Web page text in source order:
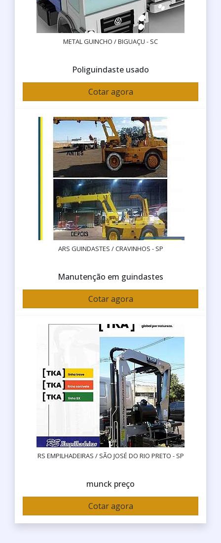
METAL GUINCHO / BIGUAÇU - SC
Poliguindaste usado
Cotar agora
ARS GUINDASTES / CRAVINHOS - SP
Manutenção em guindastes
Cotar agora
RS EMPILHADEIRAS / SÃO JOSÉ DO RIO PRETO - SP
munck preço
Cotar agora